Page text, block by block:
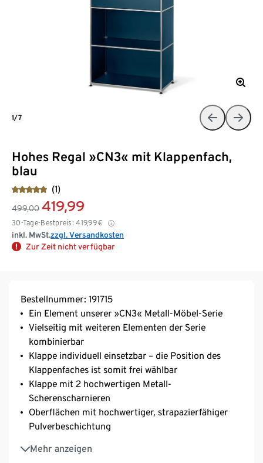
Hohes Regal »CN3« mit Klappenfach,
blau
(1)
499,00 419,99
30-Tage-Bestpreis: 419,99€
inkl. MwSt.zzgl. Versandkosten
Zur Zeit nicht verfügbar
1/7
Bestellnummer: 191715
Ein Element unserer »CN3« Metall-Möbel-Serie
Vielseitig mit weiteren Elementen der Serie
kombinierbar
Klappe individuell einsetzbar – die Position des
Klappenfaches ist somit frei wählbar
Klappe mit 2 hochwertigen Metall-
Scherenscharnieren
Oberflächen mit hochwertiger, strapazierfähiger
Pulverbeschichtung
Mehr anzeigen
Mit verchromtem Metallgestell und Knaufgriff
Mit höhenverstellbaren Kunststofffüßen für einen